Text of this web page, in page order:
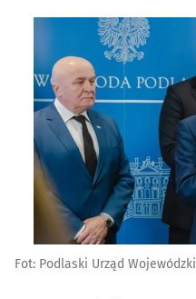
Fot: Podlaski Urząd Wojewódzki